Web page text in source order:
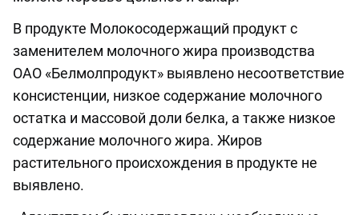
В продукте Молокосодержащий продукт с
заменителем молочного жира производства
ОАО «Белмолпродукт» выявлено несоответствие
консистенции, низкое содержание молочного
остатка и массовой доли белка, а также низкое
содержание молочного жира. Жиров
растительного происхождения в продукте не
выявлено.